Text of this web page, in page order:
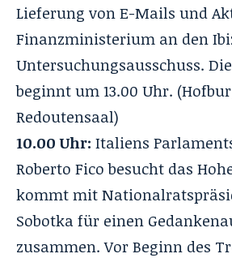
Lieferung von E-Mails und
Finanzministerium an den
Untersuchungsausschuss.
beginnt um 13.00 Uhr.
Redoutensaal)
10.00 Uhr: Italiens
Roberto Fico besucht das
kommt mit
Sobotka für einen
zusammen. Vor Beginn des